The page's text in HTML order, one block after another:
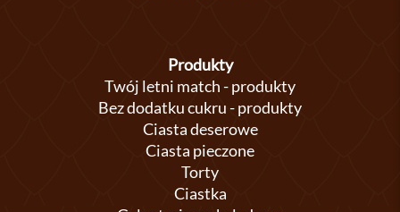
Produkty
Twój letni match - produkty
Bez dodatku cukru - produkty
Ciasta deserowe
Ciasta pieczone
Torty
Ciastka